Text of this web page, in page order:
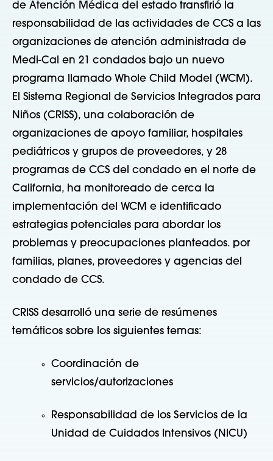
de Atención Médica del estado transfirió la
responsabilidad de las actividades de CCS a las
organizaciones de atención administrada de
Medi-Cal en 21 condados bajo un nuevo
programa llamado Whole Child Model (WCM).
El Sistema Regional de Servicios Integrados para
Niños (CRISS), una colaboración de
organizaciones de apoyo familiar, hospitales
pediátricos y grupos de proveedores, y 28
programas de CCS del condado en el norte de
California, ha monitoreado de cerca la
implementación del WCM e identificado
estrategias potenciales para abordar los
problemas y preocupaciones planteados. por
familias, planes, proveedores y agencias del
condado de CCS.
CRISS desarrolló una serie de resúmenes
temáticos sobre los siguientes temas:
Coordinación de
servicios/autorizaciones
Responsabilidad de los Servicios de la
Unidad de Cuidados Intensivos (NICU)